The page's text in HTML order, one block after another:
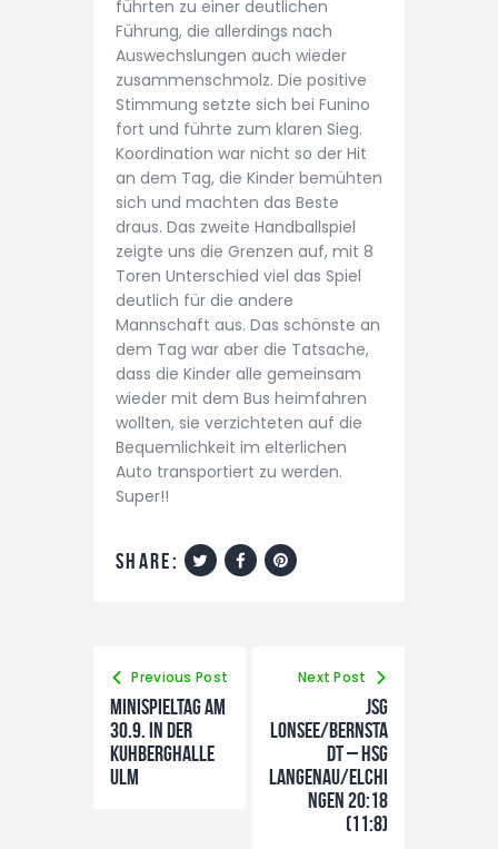
führten zu einer deutlichen
Führung, die allerdings nach
Auswechslungen auch wieder
zusammenschmolz. Die positive
Stimmung setzte sich bei Funino
fort und führte zum klaren Sieg.
Koordination war nicht so der Hit
an dem Tag, die Kinder bemühten
sich und machten das Beste
draus. Das zweite Handballspiel
zeigte uns die Grenzen auf, mit 8
Toren Unterschied viel das Spiel
deutlich für die andere
Mannschaft aus. Das schönste an
dem Tag war aber die Tatsache,
dass die Kinder alle gemeinsam
wieder mit dem Bus heimfahren
wollten, sie verzichteten auf die
Bequemlichkeit im elterlichen
Auto transportiert zu werden.
Super!!
share:
Previous Post
Minispieltag am
30.9. in der
Kuhberghalle
Ulm
Next Post
JSG
Lonsee/Bernsta
dt – HSG
Langenau/Elchi
ngen 20:18
(11:8)